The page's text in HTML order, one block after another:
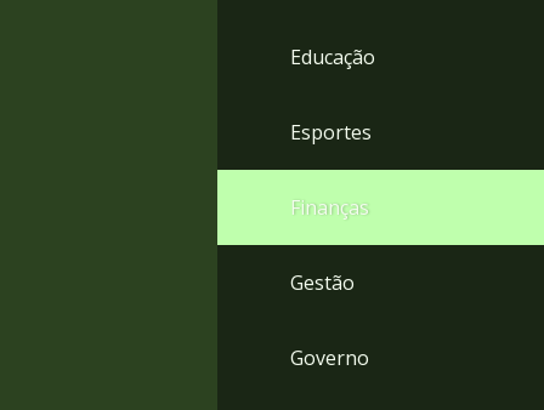
Educação
Esportes
Finanças
Gestão
Governo